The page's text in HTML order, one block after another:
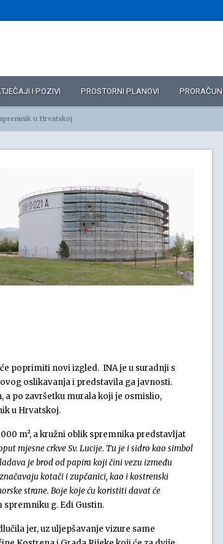
I POZIVI PROSTORNI PLANOVI PRORAČUN
u Hrvatskoj
poprimiti novi izgled. INA je u suradnji s
oslikavanja i predstavila ga javnosti.
a po završetku murala koji je osmislio,
u Hrvatskoj.
m², a kružni oblik spremnika predstavljat
mjesne crkve Sv. Lucije. Tu je i sidro kao simbol
je brod od papira koji čini vezu između
kotači i zupčanici, kao i kostrenski
strane. Boje koje ću koristiti davat će
g. Edi Gustin.
jer, uz uljepšavanje vizure same